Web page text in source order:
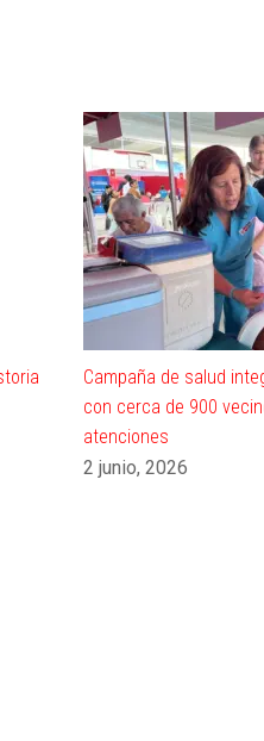
Campaña de salud
con cerca de 900
atenciones
2 junio, 2026